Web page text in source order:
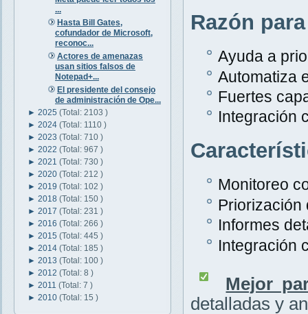
...
Hasta Bill Gates,
cofundador de Microsoft,
reconoc...
Actores de amenazas
usan sitios falsos de
Notepad+...
El presidente del consejo
de administración de Ope...
► 2025 (Total: 2103 )
► 2024 (Total: 1110 )
► 2023 (Total: 710 )
► 2022 (Total: 967 )
► 2021 (Total: 730 )
► 2020 (Total: 212 )
► 2019 (Total: 102 )
► 2018 (Total: 150 )
► 2017 (Total: 231 )
► 2016 (Total: 266 )
► 2015 (Total: 445 )
► 2014 (Total: 185 )
► 2013 (Total: 100 )
► 2012 (Total: 8 )
► 2011 (Total: 7 )
► 2010 (Total: 15 )
Razón
Ayuda a
Automatiza
Fuertes
Integración
Monitoreo
Priorización
Informes
Integración
Mejor
detalladas y